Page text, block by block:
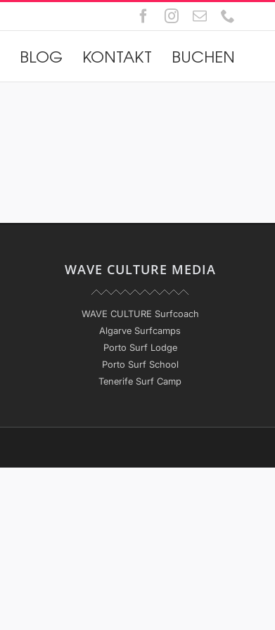
Facebook
Instagram
E-
Mail
BLOG KONTAKT BUCHEN
WAVE CULTURE MEDIA
WAVE CULTURE Surfcoach
Algarve Surfcamps
Porto Surf Lodge
Porto Surf School
Tenerife Surf Camp